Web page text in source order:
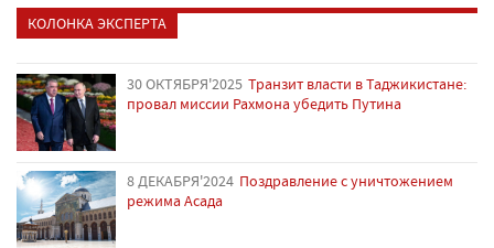
КОЛОНКА ЭКСПЕРТА
30 ОКТЯБРЯ'2025 Транзит власти в Таджикистане:
провал миссии Рахмона убедить Путина
8 ДЕКАБРЯ'2024 Поздравление с уничтожением
режима Асада